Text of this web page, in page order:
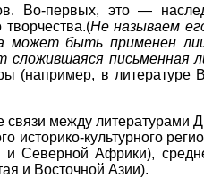
Во-первых, это —
творчества.(Не называем
может быть применен
сложившаяся письменная
(например, в
между литературами
культурного
Северной Африки),
и Восточной Азии).